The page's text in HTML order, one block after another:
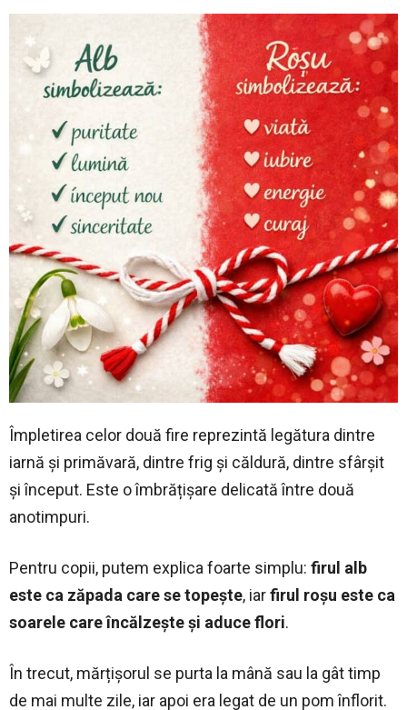
Împletirea celor două fire reprezintă legătura dintre
iarnă și primăvară, dintre frig și căldură, dintre sfârșit
și început. Este o îmbrățișare delicată între două
anotimpuri.
Pentru copii, putem explica foarte simplu: firul alb
este ca zăpada care se topește, iarfirul roșu este ca
soarele care încălzește și aduce flori.
În trecut, mărțișorul se purta la mână sau la gât timp
de mai multe zile, iar apoi era legat de un pom înflorit.